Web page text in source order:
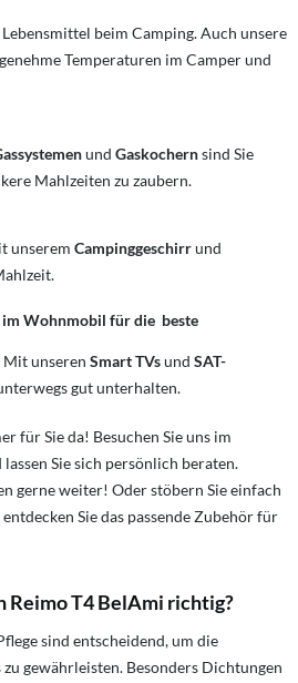
beim Camping. Auch unsere
Temperaturen im Camper und
und Gaskochernsind Sie
Mahlzeiten zu zaubern.
unserem Campinggeschirrund
im Wohnmobil für die beste
unseren Smart TVsund SAT-
gut unterhalten.
für Sie da! Besuchen Sie uns im
lassen Sie sich persönlich beraten.
gerne weiter! Oder stöbern Sie einfach
Sie das passende Zubehör für
Reimo T4 BelAmi richtig?
sind entscheidend, um die
zu gewährleisten. Besonders Dichtungen